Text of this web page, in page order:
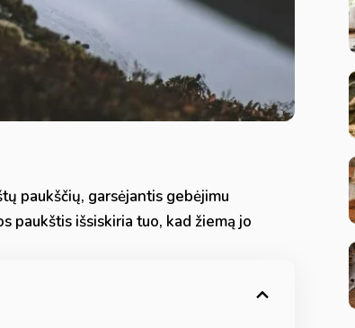
paukščių, garsėjantis gebėjimu
išsiskiria tuo, kad žiemą jo